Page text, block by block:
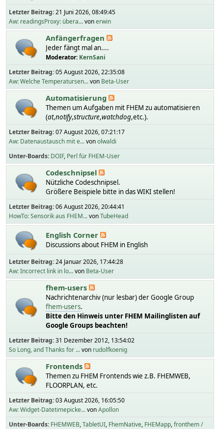
Letzter Beitrag:21 Juni 2026, 08:49:45
Aw: readingsProxy: übera...vonerwin
Anfängerfragen
Jeder fängt mal an....
Moderator: KernSani
Letzter Beitrag:05 August 2026, 22:35:08
Aw: Welche Temperatursen...von Beta-User
Automatisierung
Themen um Aufgaben mit FHEM zu automatisieren
(at,notify,structure,watchdog,etc.).
Letzter Beitrag:07 August 2026, 07:21:17
Aw: Datenaustausch mit e...vonolwaldi
Unter-Boards DOIF Perl für FHEM-User
Codeschnipsel
Nützliche Codeschnipsel.
Größere Beispiele bitte in das WIKI stellen!
Letzter Beitrag:06 August 2026, 20:44:41
HowTo: Sensorik aus FHEM...vonTubeHead
English Corner
Discussions about FHEM in English
Letzter Beitrag:24 Januar 2026, 17:44:28
Aw: Incorrect link in lo...von Beta-User
fhem-users
Nachrichtenarchiv (nur lesbar) der Google Group
fhem-users.
Bitte den Hinweis unter FHEM Mailinglisten auf
Google Groups beachten!
Letzter Beitrag:31 Dezember 2012, 13:54:02
So Long, and Thanks for ...von rudolfkoenig
Frontends
Themen zu FHEM Frontends wie z.B. FHEMWEB,
FLOORPLAN, etc.
Letzter Beitrag:03 August 2026, 16:05:50
Aw: Widget-Datetimepicke...vonApollon
Unter-Boards FHEMWEB TabletUI FhemNative FHEMapp fronthem /